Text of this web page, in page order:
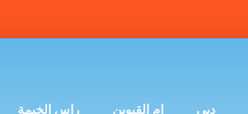
دبي ام القيوين راس الخيمة